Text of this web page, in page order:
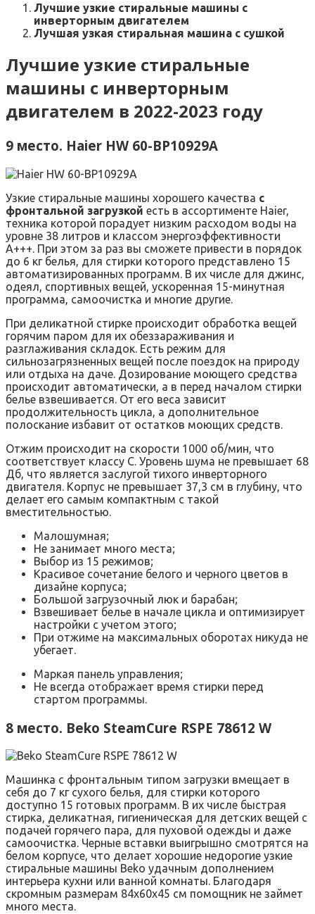
Лучшие узкие стиральные машины с
инверторным двигателем
Лучшая узкая стиральная машина с сушкой
Лучшие узкие стиральные
машины с инверторным
двигателем в 2022-2023 году
9 место. Haier HW 60-BP10929A
Узкие стиральные машины хорошего качества с
фронтальной загрузкой есть в ассортименте Haier,
техника которой порадует низким расходом воды на
уровне 38 литров и классом энергоэффективности
А+++. При этом за раз вы сможете привести в порядок
до 6 кг белья, для стирки которого представлено 15
автоматизированных программ. В их числе для джинс,
одеял, спортивных вещей, ускоренная 15-минутная
программа, самоочистка и многие другие.
При деликатной стирке происходит обработка вещей
горячим паром для их обеззараживания и
разглаживания складок. Есть режим для
сильнозагрязненных вещей после поездок на природу
или отдыха на даче. Дозирование моющего средства
происходит автоматически, а в перед началом стирки
белье взвешивается. От его веса зависит
продолжительность цикла, а дополнительное
полоскание избавит от остатков моющих средств.
Отжим происходит на скорости 1000 об/мин, что
соответствует классу C. Уровень шума не превышает 68
Дб, что является заслугой тихого инверторного
двигателя. Корпус не превышает 37,3 см в глубину, что
делает его самым компактным с такой
вместительностью.
Малошумная;
Не занимает много места;
Выбор из 15 режимов;
Красивое сочетание белого и черного цветов в
дизайне корпуса;
Большой загрузочный люк и барабан;
Взвешивает белье в начале цикла и оптимизирует
настройки с учетом этого;
При отжиме на максимальных оборотах никуда не
убегает.
Маркая панель управления;
Не всегда отображает время стирки перед
стартом программы.
8 место. Beko SteamCure RSPE 78612 W
Машинка с фронтальным типом загрузки вмещает в
себя до 7 кг сухого белья, для стирки которого
доступно 15 готовых программ. В их числе быстрая
стирка, деликатная, гигиеническая для детских вещей с
подачей горячего пара, для пуховой одежды и даже
самоочистка. Черные вставки выигрышно смотрятся на
белом корпусе, что делает хорошие недорогие узкие
стиральные машины Beko удачным дополнением
интерьера кухни или ванной комнаты. Благодаря
скромным размерам 84x60x45 см помощник не займет
много места.